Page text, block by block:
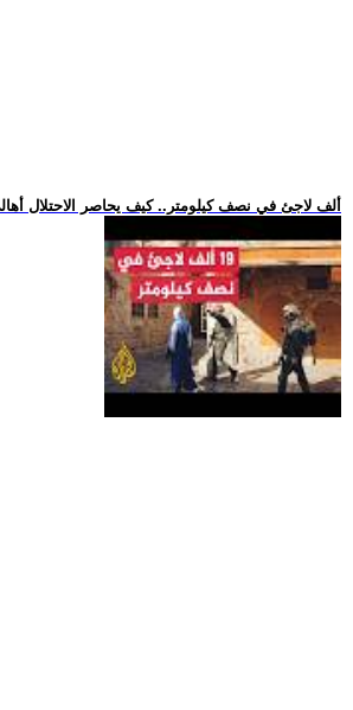
.. 19 ألف لاجئ في نصف كيلومتر.. كيف يحاصر الاحتلال